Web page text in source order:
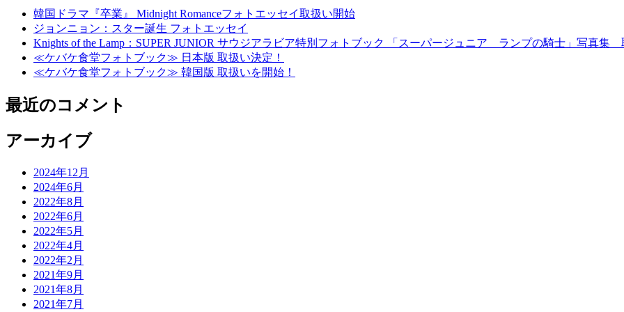
韓国ドラマ『卒業』 Midnight Romanceフォトエッセイ取扱い開始
ジョンニョン：スター誕生 フォトエッセイ
Knights of the Lamp：SUPER JUNIOR サウジアラビア特別フォトブック 「スーパージュニア ランプの騎士」写真集
≪ケバケ食堂フォトブック≫ 日本版 取扱い決定！
≪ケバケ食堂フォトブック≫ 韓国版 取扱いを開始！
最近のコメント
アーカイブ
2024年12月
2024年6月
2022年8月
2022年6月
2022年5月
2022年4月
2022年2月
2021年9月
2021年8月
2021年7月